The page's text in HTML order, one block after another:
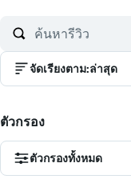
จัดเรียงตาม:ล่าสุด
ตัวกรอง
ตัวกรองทั้งหมด